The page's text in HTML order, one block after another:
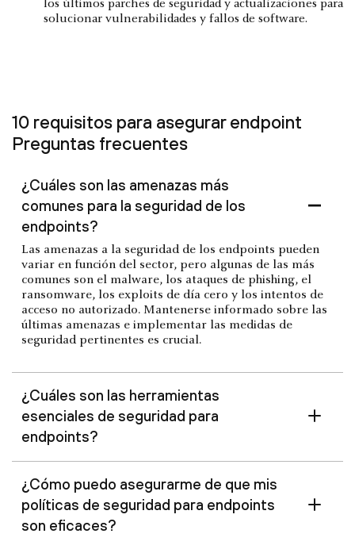
los últimos parches de seguridad y actualizaciones para
solucionar vulnerabilidades y fallos de software.
10 requisitos para asegurar endpoint
Preguntas frecuentes
¿Cuáles son las amenazas más
comunes para la seguridad de los
endpoints?
Las amenazas a la seguridad de los endpoints pueden
variar en función del sector, pero algunas de las más
comunes son el malware, los ataques de phishing, el
ransomware, los exploits de día cero y los intentos de
acceso no autorizado. Mantenerse informado sobre las
últimas amenazas e implementar las medidas de
seguridad pertinentes es crucial.
¿Cuáles son las herramientas
esenciales de seguridad para
endpoints?
¿Cómo puedo asegurarme de que mis
políticas de seguridad para endpoints
son eficaces?